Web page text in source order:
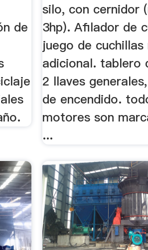
de
silo, con cernidor
3hp). Afilador de
juego de cuchillas
adicional. tablero
2 llaves
de encendido.
motores son
...